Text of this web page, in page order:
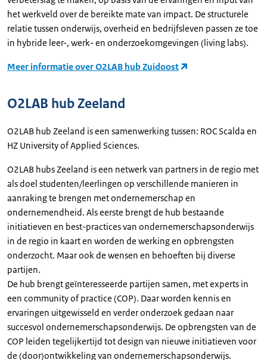
het werkveld over de bereikte mate van impact. De structurele
relatie tussen onderwijs, overheid en bedrijfsleven passen ze toe
in hybride leer-, werk- en onderzoekomgevingen (living labs).
Meer informatie over O2LAB hub Zuidoost
O2LAB hub Zeeland
O2LAB hub Zeeland is een samenwerking tussen: ROC Scalda en
HZ University of Applied Sciences.
O2LAB hubs Zeeland is een netwerk van partners in de regio met
als doel studenten/leerlingen op verschillende manieren in
aanraking te brengen met ondernemerschap en
ondernemendheid. Als eerste brengt de hub bestaande
initiatieven en best-practices van ondernemerschapsonderwijs
in de regio in kaart en worden de werking en opbrengsten
onderzocht. Maar ook de wensen en behoeften bij diverse
partijen.
De hub brengt geïnteresseerde partijen samen, met experts in
een community of practice (COP). Daar worden kennis en
ervaringen uitgewisseld en verder onderzoek gedaan naar
succesvol ondernemerschapsonderwijs. De opbrengsten van de
COP leiden tegelijkertijd tot design van nieuwe initiatieven voor
de (door)ontwikkeling van ondernemerschapsonderwijs.